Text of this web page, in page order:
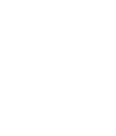
война
в Новороссии, ДНР,